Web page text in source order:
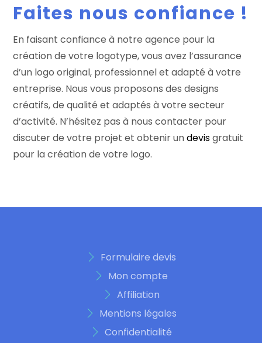
Faites nous confiance !
En faisant confiance à notre agence pour la
création de votre logotype, vous avez l’assurance
d’un logo original, professionnel et adapté à votre
entreprise. Nous vous proposons des designs
créatifs, de qualité et adaptés à votre secteur
d’activité. N’hésitez pas à nous contacter pour
discuter de votre projet et obtenir undevisgratuit
pour la création de votre logo.
Formulaire devis
Mon compte
Affiliation
Mentions légales
Confidentialité